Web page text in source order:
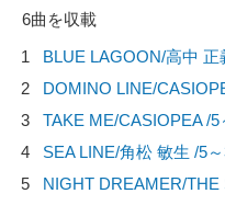
6曲を収載
1
BLUE LAGOON/高中 正
2
DOMINO LINE/
3
TAKE ME/CASIOPEA/5
4
SEA LINE/角松 敏生 /5
5
NIGHT DREAMER/THE